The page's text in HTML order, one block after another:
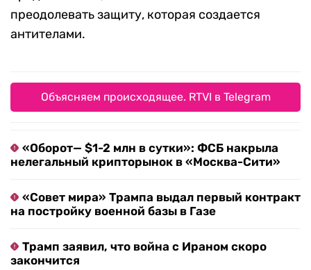
преодолевать защиту, которая создается
антителами.
Объясняем происходящее. RTVI в Telegram
«Оборот— $1-2 млн в сутки»: ФСБ накрыла
нелегальный крипторынок в «Москва-Сити»
«Совет мира» Трампа выдал первый контракт
на постройку военной базы в Газе
Трамп заявил, что война с Ираном скоро
закончится